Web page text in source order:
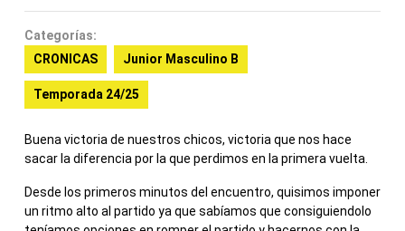
Categorías:
CRONICAS
Junior Masculino B
Temporada 24/25
Buena victoria de nuestros chicos, victoria que nos hace
sacar la diferencia por la que perdimos en la primera vuelta.
Desde los primeros minutos del encuentro, quisimos imponer
un ritmo alto al partido ya que sabíamos que consiguiendolo